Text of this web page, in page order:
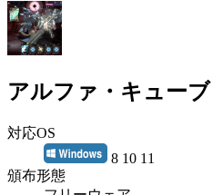
アルファ・キューブ
対応OS
8 10 11
頒布形態